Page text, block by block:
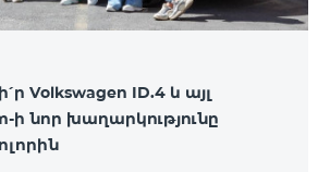
Volkswagen ID.4 և այլ
ի նոր խաղարկությունը